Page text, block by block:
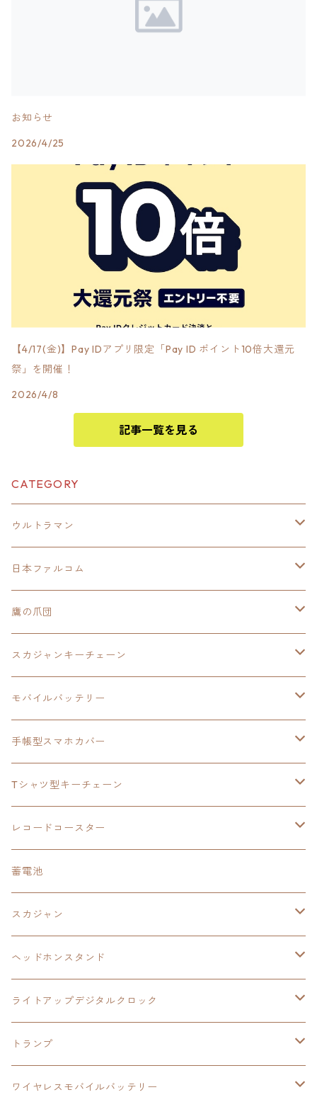
お知らせ
2026/4/25
【4/17(金)】Pay IDアプリ限定「Pay ID ポイント10倍大還元
祭」を開催！
2026/4/8
記事一覧を見る
CATEGORY
ウルトラマン
モバイルバッテリー
スカジャンキーチェーン
スカジャン
シャツ
日本ファルコム
イースⅧ
モバイルバッテリー
手帳型スマホカバー
東亰ザナドゥ
閃の軌跡Ⅲ
モバイルバッテリー
手帳型スマホカバー
閃の軌跡Ⅳ
手帳型スマホカバー
モバイルバッテリー
ワイヤレスモバイルバッテリー
置くだけスピーカー
飾れるはがき
軌跡シリーズ
トランプ
カーマグネット
閃の軌跡Ⅱ
トランプ
イースⅨ
手帳型スマホカバー
モバイルバッテリー
零の軌跡：改
碧の軌跡：改
創の軌跡
ケーブルステージ
イラストフレームクロック
40周年記念
黎の軌跡
鷹の爪団
モバイルバッテリー
手帳型スマホカバー
スカジャンキーチェーン
ウルトラマンシリーズ
日本ファルコム
閃の軌跡Ⅲ
軌跡シリーズ
モバイルバッテリー
ウルトラマン
鷹の爪
イースⅧ
東亰ザナドゥ
阪神タイガース
閃の軌跡Ⅲ
ソーラーパネル
LEDライト付き
閃の軌跡Ⅳ
手帳型スマホカバー
鷹の爪団
イースⅧ
閃の軌跡Ⅲ
閃の軌跡Ⅳ
イースⅨ
零の軌跡：改
碧の軌跡：改
創の軌跡
Tシャツ型キーチェーン
日本ファルコム
閃の軌跡Ⅲ
レコードコースター
日本ファルコム
閃の軌跡
蓄電池
スカジャン
サンリオ
ワンピース
今日から俺は！！
ゴジラ
ヘッドホンスタンド
閃の軌跡Ⅳ
イースⅨ
零の軌跡：改
ライトアップデジタルクロック
閃の軌跡Ⅳ
イースⅨ
トランプ
日本ファルコム
ワイヤレスモバイルバッテリー